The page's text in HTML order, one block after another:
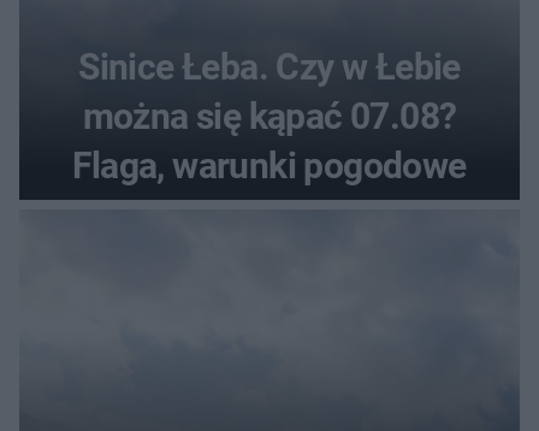
Sinice Łeba. Czy w Łebie
można się kąpać 07.08?
Flaga, warunki pogodowe